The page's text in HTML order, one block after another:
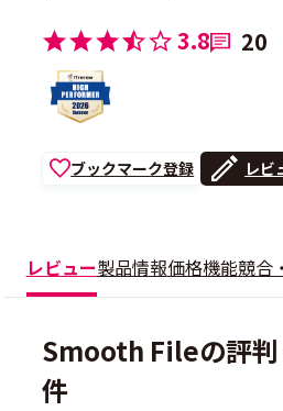
3.8 20
ブックマーク登録 レビ
レビュー製品情報価格機能競合
Smooth Fileの評判
件